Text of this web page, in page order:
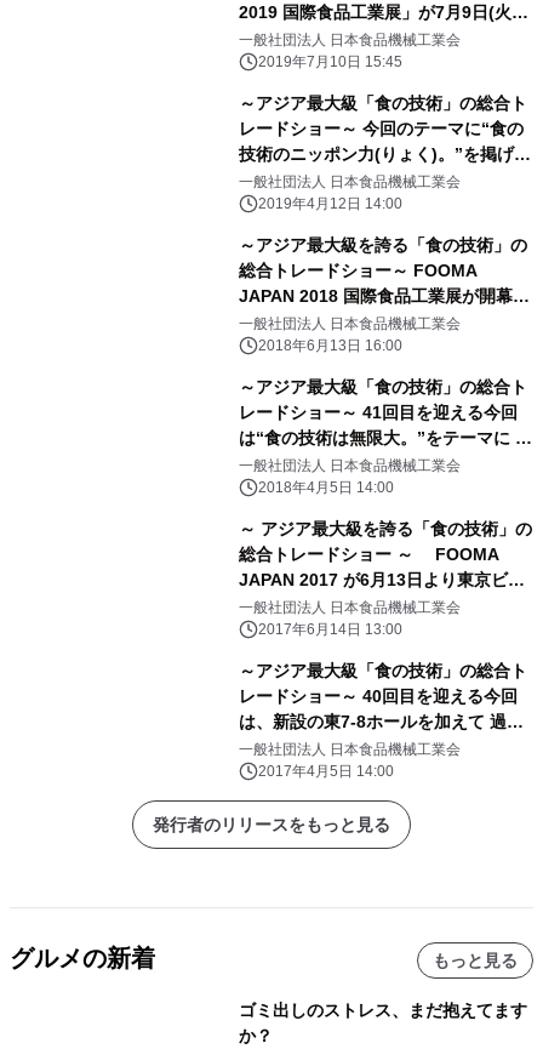
2019 国際食品工業展」が7月9日(火)
開幕！
一般社団法人 日本食品機械工業会
2019年7月10日 15:45
～アジア最大級「食の技術」の総合ト
レードショー～ 今回のテーマに“食の
技術のニッポン力(りょく)。”を掲げ、
東京ビッグサイトに、370を超える新
製品がラインナップ！ 7月9日(火)～12
FOOMA JAPAN開催！
一般社団法人 日本食品機械工業会
2019年4月12日 14:00
～アジア最大級を誇る「食の技術」の
総合トレードショー～ FOOMA
JAPAN 2018 国際食品工業展が開幕！
国内外から大勢の来場者が詰めかける
一般社団法人 日本食品機械工業会
2018年6月13日 16:00
～アジア最大級「食の技術」の総合ト
レードショー～ 41回目を迎える今回
は“食の技術は無限大。”をテーマに 史
上最多の出展社(791社)が集結！ 6月
12日(火)～15日(金)東京ビッグサイト
一般社団法人 日本食品機械工業会
2018年4月5日 14:00
～ アジア最大級を誇る「食の技術」の
総合トレードショー ～ FOOMA
JAPAN 2017 が6月13日より東京ビッ
グサイトで開幕！
一般社団法人 日本食品機械工業会
2017年6月14日 13:00
～アジア最大級「食の技術」の総合ト
レードショー～ 40回目を迎える今回
は、新設の東7-8ホールを加えて 過去
最大の出展社(775社)が集結！ 6月13
日(火)～16日(金)東京ビッグサイトで
開催！
一般社団法人 日本食品機械工業会
2017年4月5日 14:00
発行者のリリースをもっと見る
グルメの新着 もっと見る
ゴミ出しのストレス、まだ抱えてます
か？